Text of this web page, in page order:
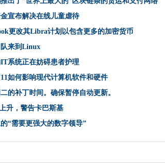
谷歌vs Microsoft：挖掘公共云电子邮件市场Duopoly
万事达卡在基于区块链的食品供应链的合作伙伴
Microsoft Bucks历史，PEGS Windows 10 21H1为“次要”升级
新法律将帮助推出更快的宽带
新的资金宣布解决在线儿童虐待
炒作与现实：是另一个'Ai冬天'的尖骨的技术产业吗？
宣布解决在线儿童虐待
更改其Libra计划以包含更多的加密货币
来到Linux
系统正在妨碍患者护理
如何影响现代计算机软件和硬件
的补丁时间。确保暂停自动更新。
升，警告卡巴斯基
“需要更强大的数字领导”